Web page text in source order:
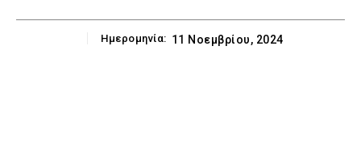
Ημερομηνία: 11 Νοεμβρίου, 2024